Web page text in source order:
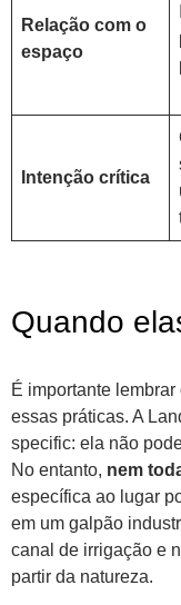
Relação com o
espaço
Intenção crítica
Quando
É importante
essas práticas. A
specific: ela não
No entanto, nem
específica ao lugar
em um galpão
canal de irrigação e
partir da natureza.